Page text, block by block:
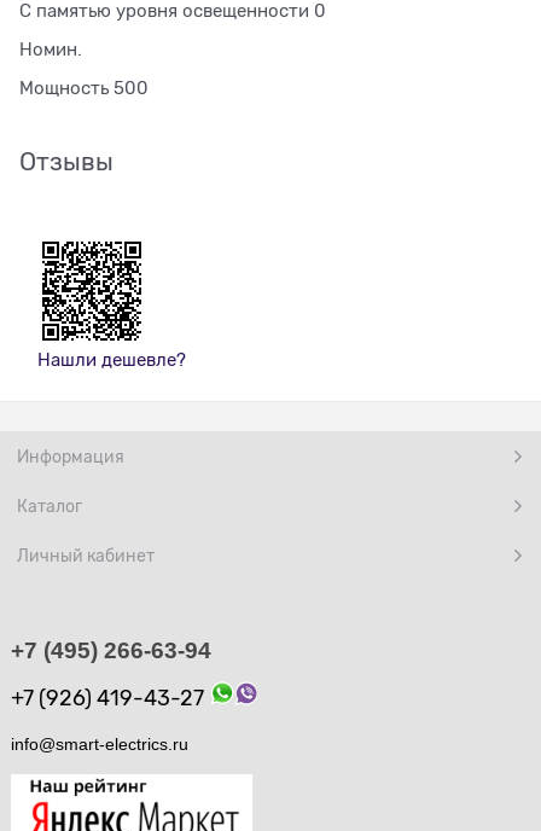
С памятью уровня освещенности 0
Номин.
Мощность 500
Отзывы
Нашли дешевле?
Информация
Каталог
Личный кабинет
+7 (495) 266-63-94
+7 (926) 419-43-27
info@smart-electrics.ru